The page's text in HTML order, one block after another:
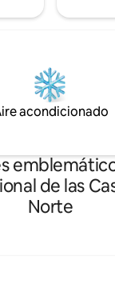
acondicionado
de las
Norte